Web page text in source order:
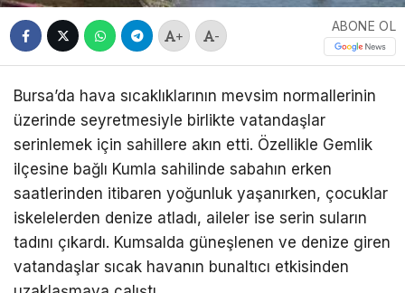
+ -
ABONE OL
Bursa’da hava sıcaklıklarının mevsim normallerinin
üzerinde seyretmesiyle birlikte vatandaşlar
serinlemek için sahillere akın etti. Özellikle Gemlik
ilçesine bağlı Kumla sahilinde sabahın erken
saatlerinden itibaren yoğunluk yaşanırken, çocuklar
iskelelerden denize atladı, aileler ise serin suların
tadını çıkardı. Kumsalda güneşlenen ve denize giren
vatandaşlar sıcak havanın bunaltıcı etkisinden